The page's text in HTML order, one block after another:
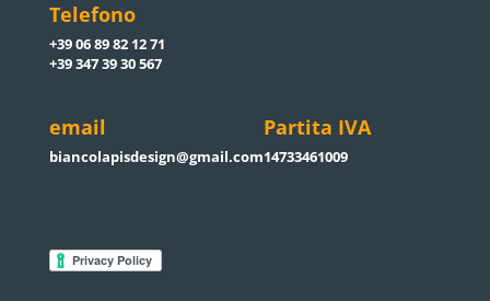
Telefono
+39 06 89 82 12 71
+39 347 39 30 567
email
biancolapisdesign@gmail.com
Partita IVA
14733461009